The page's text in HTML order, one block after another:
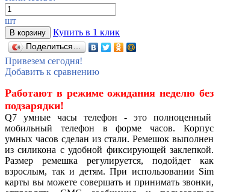
шт
В корзину Купить в 1 клик
Поделиться…
Привезем сегодня!
Добавить к сравнению
Работают в режиме ожидания неделю без
подзарядки!
Q7 умные часы телефон - это полноценный
мобильный телефон в форме часов. Корпус
умных часов сделан из стали. Ремешок выполнен
из силикона с удобной фиксирующей заклепкой.
Размер ремешка регулируется, подойдет как
взрослым, так и детям. При использовании Sim
карты вы можете совершать и принимать звонки,